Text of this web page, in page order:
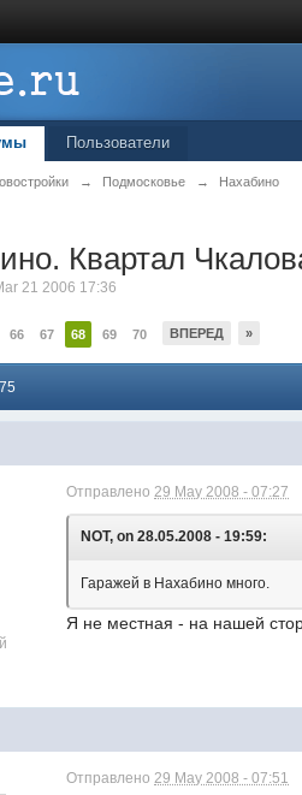
Пользователи
→ Подмосковье → Нахабино
Квартал
21 2006 17:36
66 67 68 69 70 ВПЕРЕД »
Отправлено29 May 2008 - 07:27
NOT, on 28.05.2008 - 19:59:
Гаражей в Нахабино много.
Я не местная - на нашей
Отправлено29 May 2008 - 07:51